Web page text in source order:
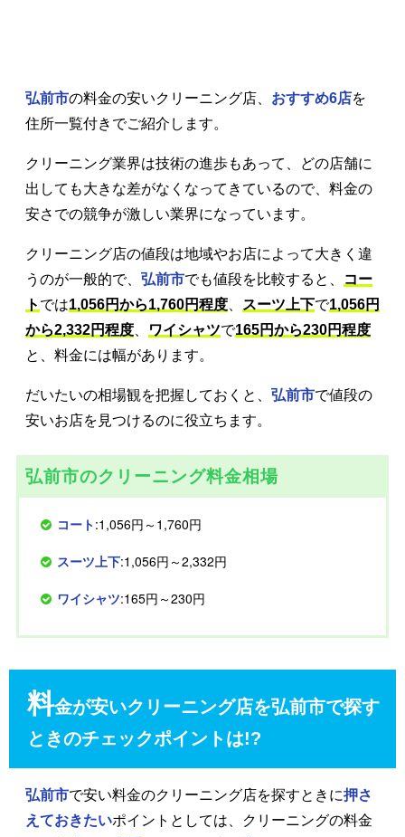
弘前市の料金の安いクリーニング店、 おすすめ6店を
住所一覧付きでご紹介します。
クリーニング業界は技術の進歩もあって、どの店舗に
出しても大きな差がなくなってきているので、料金の
安さでの競争が激しい業界になっています。
クリーニング店の値段は地域やお店によって大きく違
うのが一般的で、 弘前市でも値段を比較すると、
コー
ト では1,056円から1,760円程度 スーツ上下で1,056円
から2,332円程度
ワイシャツで165円から230円程度
と、料金には幅があります。
だいたいの相場観を把握しておくと、 弘前市で値段の
安いお店を見つけるのに役立ちます。
弘前市のクリーニング料金相場
コート:1,056円～1,760円
スーツ上下:1,056円～2,332円
ワイシャツ:165円～230円
料金が安いクリーニング店を弘前市で探す
ときのチェックポイントは!?
弘前市で安い料金のクリーニング店を探すときに押さ
えておきたいポイントとしては、クリーニングの料金